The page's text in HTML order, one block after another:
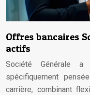
Offres bancaires
actifs
Société Générale
spécifiquement
carrière, combinant